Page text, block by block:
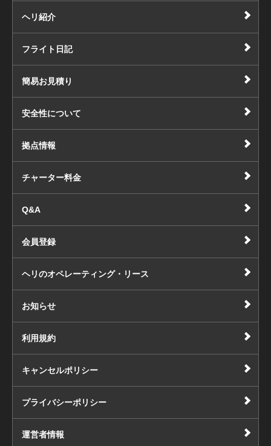
ヘリ紹介
フライト日記
簡易お見積り
安全性について
拠点情報
チャーター料金
Q&A
会員登録
ヘリのオペレーティング・リース
お知らせ
利用規約
キャンセルポリシー
プライバシーポリシー
運営者情報